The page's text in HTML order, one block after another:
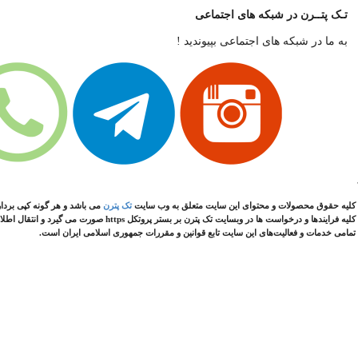
تـک پتــرن در شبکه های اجتماعی
به ما در شبکه های اجتماعی بپیوندید !
کليه حقوق محصولات و محتوای اين سایت متعلق به وب سایتتک پترن می باشد و هر گونه کپی
کلیه فرایندها و درخواست ها در وبسایت تک پترن بر بستر پروتکل https صورت می گیرد و انتقال اطلاعات به شکل کاملا امن انجام می گردد.
تمامی خدمات و فعالیت‌های این سایت تابع قوانین و مقررات جمهوری اسلامی ایران است.